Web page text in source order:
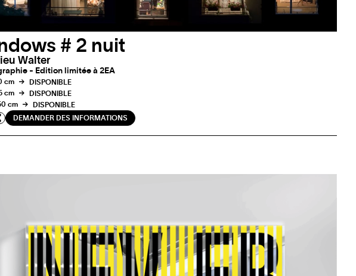
# 2 nuit
Walter
- Edition limitée à 2EA
cm
DISPONIBLE
cm
DISPONIBLE
cm
DISPONIBLE
DEMANDER DES INFORMATIONS